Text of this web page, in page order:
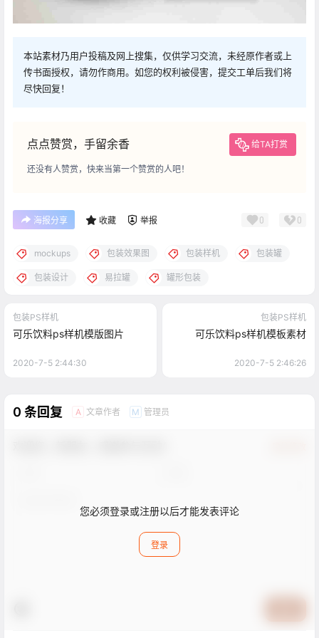
本站素材乃用户投稿及网上搜集，仅供学习交流，未经原作者或上
传书面授权，请勿作商用。如您的权利被侵害，提交工单后我们将
尽快回复！
点点赞赏，手留余香 给TA打赏
还没有人赞赏，快来当第一个赞赏的人吧！
海报分享 收藏 举报 0 0
mockups 包装效果图 包装样机 包装罐
包装设计 易拉罐 罐形包装
包装PS样机
可乐饮料ps样机模版图片
2020-7-5 2:44:30
包装PS样机
可乐饮料ps样机模板素材
2020-7-5 2:46:26
0 条回复 A 文章作者 M 管理员
您必须登录或注册以后才能发表评论
登录